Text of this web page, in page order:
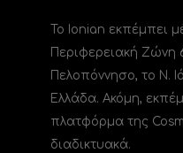
Το Ionian εκπέμπει
Περιφερειακή Ζώνη
Πελοπόννησο, το N.
Ελλάδα. Ακόμη,
πλατφόρμα της
διαδικτυακά.